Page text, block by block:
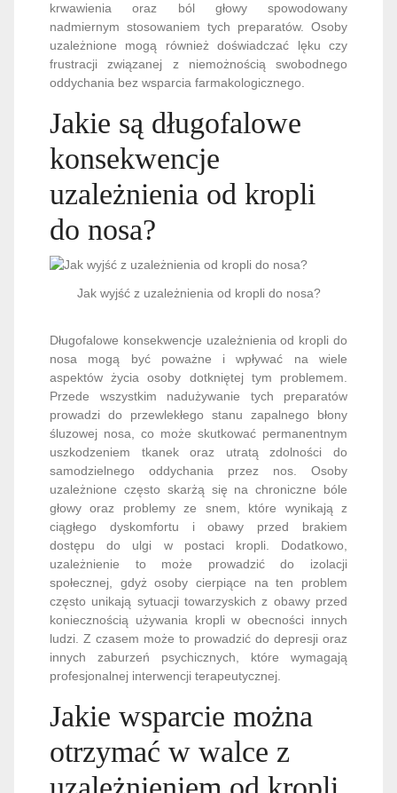
krwawienia oraz ból głowy spowodowany
nadmiernym stosowaniem tych preparatów. Osoby
uzależnione mogą również doświadczać lęku czy
frustracji związanej z niemożnością swobodnego
oddychania bez wsparcia farmakologicznego.
Jakie są długofalowe
konsekwencje
uzależnienia od kropli
do nosa?
Jak wyjść z uzależnienia od kropli do nosa?
Długofalowe konsekwencje uzależnienia od kropli do
nosa mogą być poważne i wpływać na wiele
aspektów życia osoby dotkniętej tym problemem.
Przede wszystkim nadużywanie tych preparatów
prowadzi do przewlekłego stanu zapalnego błony
śluzowej nosa, co może skutkować permanentnym
uszkodzeniem tkanek oraz utratą zdolności do
samodzielnego oddychania przez nos. Osoby
uzależnione często skarżą się na chroniczne bóle
głowy oraz problemy ze snem, które wynikają z
ciągłego dyskomfortu i obawy przed brakiem
dostępu do ulgi w postaci kropli. Dodatkowo,
uzależnienie to może prowadzić do izolacji
społecznej, gdyż osoby cierpiące na ten problem
często unikają sytuacji towarzyskich z obawy przed
koniecznością używania kropli w obecności innych
ludzi. Z czasem może to prowadzić do depresji oraz
innych zaburzeń psychicznych, które wymagają
profesjonalnej interwencji terapeutycznej.
Jakie wsparcie można
otrzymać w walce z